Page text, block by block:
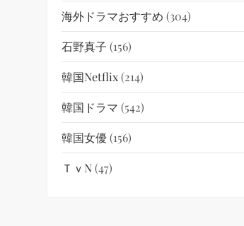
海外ドラマおすすめ (304)
石野真子 (156)
韓国netflix(214)
韓国ドラマ (542)
韓国女優(156)
ＴｖN(47)